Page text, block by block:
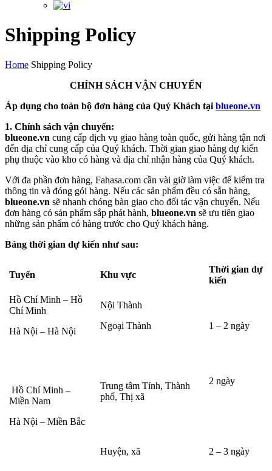
Shipping Policy
Home Shipping Policy
CHÍNH SÁCH VẬN CHUYỂN
Áp dụng cho toàn bộ đơn hàng của Quý Khách tại blueone.vn
1. Chính sách vận chuyển:
blueone.vn cung cấp dịch vụ giao hàng toàn quốc, gửi hàng tận nơi
đến địa chỉ cung cấp của Quý khách. Thời gian giao hàng dự kiến
phụ thuộc vào kho có hàng và địa chỉ nhận hàng của Quý khách.
Với đa phần đơn hàng, Fahasa.com cần vài giờ làm việc để kiểm tra
thông tin và đóng gói hàng. Nếu các sản phẩm đều có sẵn hàng,
blueone.vn sẽ nhanh chóng bàn giao cho đối tác vận chuyển. Nếu
đơn hàng có sản phẩm sắp phát hành, blueone.vn sẽ ưu tiên giao
những sản phẩm có hàng trước cho Quý khách hàng.
Bảng thời gian dự kiến như sau:
Tuyến Khu vực
Thời gian dự
kiến
Hồ Chí Minh – Hồ
Chí Minh
Hà Nội – Hà Nội
Nội Thành
Ngoại Thành
1 – 2 ngày
Hồ Chí Minh –
Miền Nam
Hà Nội – Miền Bắc
Trung tâm Tỉnh, Thành
phố, Thị xã
2 ngày
Huyện, xã 2 – 3 ngày